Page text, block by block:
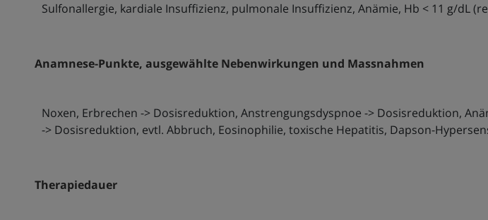
Sulfonallergie, kardiale Insuffizienz, pulmonale Insuffizienz, Anämie, Hb < 11 g/dL
Anamnese-Punkte, ausgewählte Nebenwirkungen und Massnahmen
Noxen, Erbrechen -> Dosisreduktion, Anstrengungsdyspnoe -> Dosisreduktion,
-> Dosisreduktion, evtl. Abbruch, Eosinophilie, toxische Hepatitis, Dapson-
Therapiedauer